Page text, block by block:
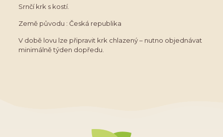
Srnčí krk s kostí.
Země původu : Česká republika
V době lovu lze připravit krk chlazený – nutno objednávat
minimálně týden dopředu.